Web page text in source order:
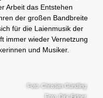
Arbeit das Entstehen
der großen Bandbreite
für die Laienmusik der
immer wieder Vernetzung
und Musiker.
Foto: Christian Gündling
Foto: Dirk Eidner